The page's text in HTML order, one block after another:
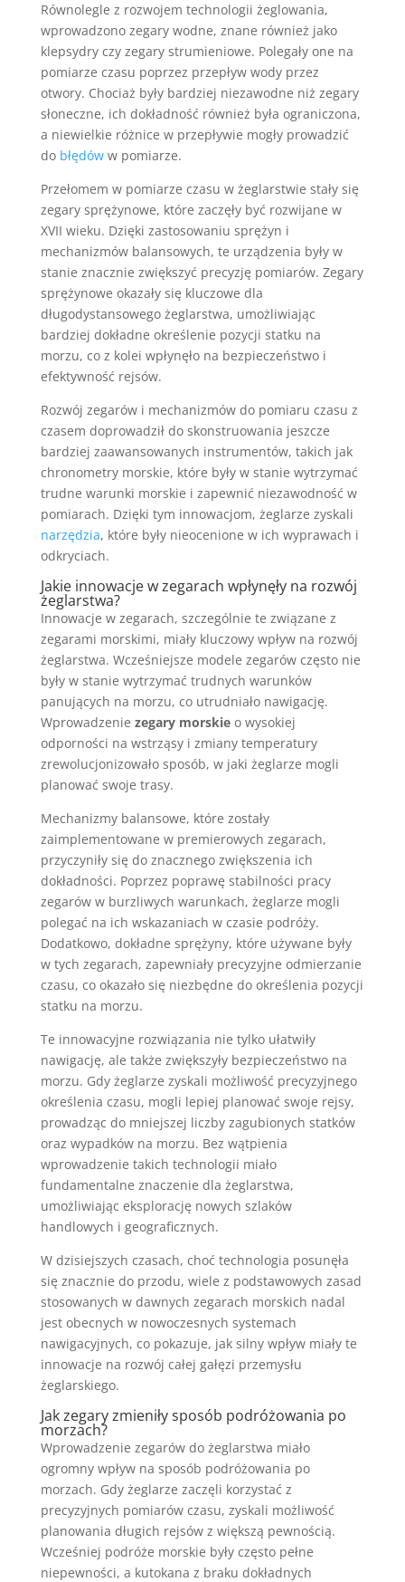
Równolegle z rozwojem technologii żeglowania,
wprowadzono zegary wodne, znane również jako
klepsydry czy zegary strumieniowe. Polegały one na
pomiarze czasu poprzez przepływ wody przez
otwory. Chociaż były bardziej niezawodne niż zegary
słoneczne, ich dokładność również była ograniczona,
a niewielkie różnice w przepływie mogły prowadzić
do błędóww pomiarze.
Przełomem w pomiarze czasu w żeglarstwie stały się
zegary sprężynowe, które zaczęły być rozwijane w
XVII wieku. Dzięki zastosowaniu sprężyn i
mechanizmów balansowych, te urządzenia były w
stanie znacznie zwiększyć precyzję pomiarów. Zegary
sprężynowe okazały się kluczowe dla
długodystansowego żeglarstwa, umożliwiając
bardziej dokładne określenie pozycji statku na
morzu, co z kolei wpłynęło na bezpieczeństwo i
efektywność rejsów.
Rozwój zegarów i mechanizmów do pomiaru czasu z
czasem doprowadził do skonstruowania jeszcze
bardziej zaawansowanych instrumentów, takich jak
chronometry morskie, które były w stanie wytrzymać
trudne warunki morskie i zapewnić niezawodność w
pomiarach. Dzięki tym innowacjom, żeglarze zyskali
narzędzia, które były nieocenione w ich wyprawach i
odkryciach.
Jakie innowacje w zegarach wpłynęły na rozwój
żeglarstwa?
Innowacje w zegarach, szczególnie te związane z
zegarami morskimi, miały kluczowy wpływ na rozwój
żeglarstwa. Wcześniejsze modele zegarów często nie
były w stanie wytrzymać trudnych warunków
panujących na morzu, co utrudniało nawigację.
Wprowadzenie zegary morskieo wysokiej
odporności na wstrząsy i zmiany temperatury
zrewolucjonizowało sposób, w jaki żeglarze mogli
planować swoje trasy.
Mechanizmy balansowe, które zostały
zaimplementowane w premierowych zegarach,
przyczyniły się do znacznego zwiększenia ich
dokładności. Poprzez poprawę stabilności pracy
zegarów w burzliwych warunkach, żeglarze mogli
polegać na ich wskazaniach w czasie podróży.
Dodatkowo, dokładne sprężyny, które używane były
w tych zegarach, zapewniały precyzyjne odmierzanie
czasu, co okazało się niezbędne do określenia pozycji
statku na morzu.
Te innowacyjne rozwiązania nie tylko ułatwiły
nawigację, ale także zwiększyły bezpieczeństwo na
morzu. Gdy żeglarze zyskali możliwość precyzyjnego
określenia czasu, mogli lepiej planować swoje rejsy,
prowadząc do mniejszej liczby zagubionych statków
oraz wypadków na morzu. Bez wątpienia
wprowadzenie takich technologii miało
fundamentalne znaczenie dla żeglarstwa,
umożliwiając eksplorację nowych szlaków
handlowych i geograficznych.
W dzisiejszych czasach, choć technologia posunęła
się znacznie do przodu, wiele z podstawowych zasad
stosowanych w dawnych zegarach morskich nadal
jest obecnych w nowoczesnych systemach
nawigacyjnych, co pokazuje, jak silny wpływ miały te
innowacje na rozwój całej gałęzi przemysłu
żeglarskiego.
Jak zegary zmieniły sposób podróżowania po
morzach?
Wprowadzenie zegarów do żeglarstwa miało
ogromny wpływ na sposób podróżowania po
morzach. Gdy żeglarze zaczęli korzystać z
precyzyjnych pomiarów czasu, zyskali możliwość
planowania długich rejsów z większą pewnością.
Wcześniej podróże morskie były często pełne
niepewności, a kutokana z braku dokładnych